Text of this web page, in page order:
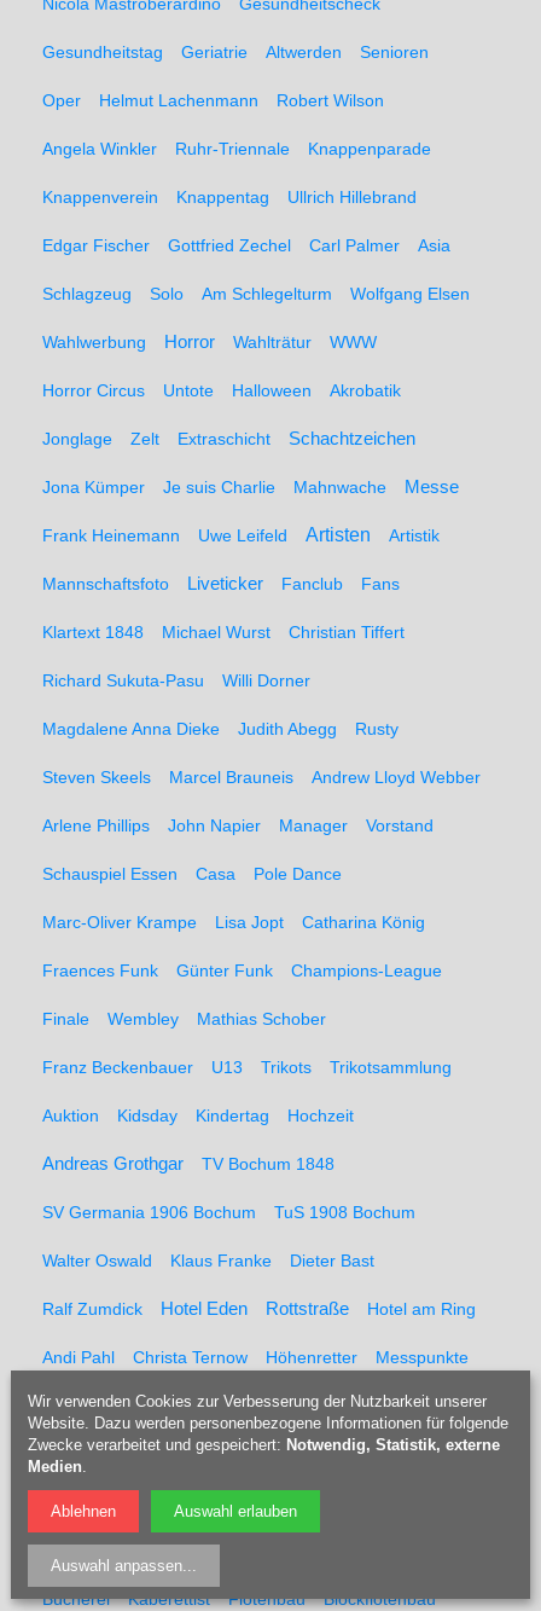
Gesundheitstag Geriatrie Altwerden Senioren
Oper Helmut Lachenmann Robert Wilson
Angela Winkler Ruhr-Triennale Knappenparade
Knappenverein Knappentag Ullrich Hillebrand
Edgar Fischer Gottfried Zechel Carl Palmer Asia
Schlagzeug Solo Am Schlegelturm Wolfgang Elsen
Wahlwerbung Horror Wahlträtur WWW
Horror Circus Untote Halloween Akrobatik
Jonglage Zelt Extraschicht Schachtzeichen
Jona Kümper Je suis Charlie Mahnwache Messe
Frank Heinemann Uwe Leifeld Artisten Artistik
Mannschaftsfoto Liveticker Fanclub Fans
Klartext 1848 Michael Wurst Christian Tiffert
Richard Sukuta-Pasu Willi Dorner
Magdalene Anna Dieke Judith Abegg Rusty
Steven Skeels Marcel Brauneis Andrew Lloyd Webber
Arlene Phillips John Napier Manager Vorstand
Schauspiel Essen Casa Pole Dance
Marc-Oliver Krampe Lisa Jopt Catharina König
Fraences Funk Günter Funk Champions-League
Finale Wembley Mathias Schober
Franz Beckenbauer U13 Trikots Trikotsammlung
Auktion Kidsday Kindertag Hochzeit
Andreas Grothgar TV Bochum 1848
SV Germania 1906 Bochum TuS 1908 Bochum
Walter Oswald Klaus Franke Dieter Bast
Ralf Zumdick Hotel Eden Rottstraße Hotel am Ring
Andi Pahl Christa Ternow Höhenretter Messpunkte
Feuerwehr Kaltblut Pferderücker Holzrücker
Udo Berner Förster Marcel Müller Pferd Forst
Tippelsberg Jubiläumsfeier
Rainer Einenkel Hennes Bender
Bücherei Kaberettist Flötenbau Blockflötenbau
Wir verwenden Cookies zur Verbesserung der Nutzbarkeit unserer
Website. Dazu werden personenbezogene Informationen für folgende
Zwecke verarbeitet und gespeichert: Notwendig, Statistik, externe
Medien.
Ablehnen Auswahl erlauben
Auswahl anpassen...